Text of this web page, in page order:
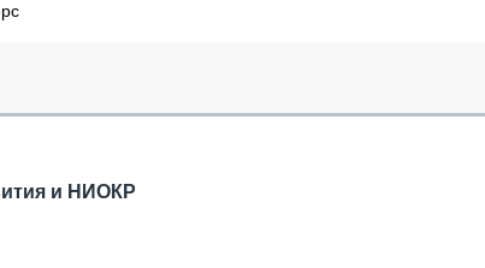
БЛИЖАЙШИЕ МЕРОПРИЯТИЯ
и НИОКР